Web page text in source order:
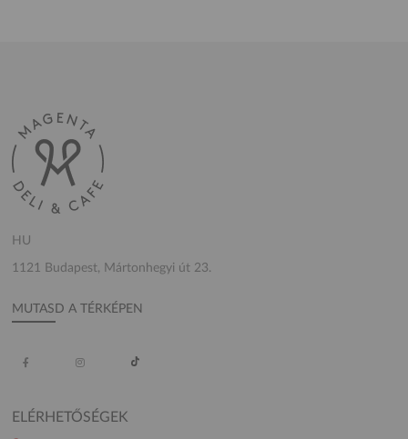
HU
1121 Budapest, Mártonhegyi út 23.
MUTASD A TÉRKÉPEN
ELÉRHETŐSÉGEK